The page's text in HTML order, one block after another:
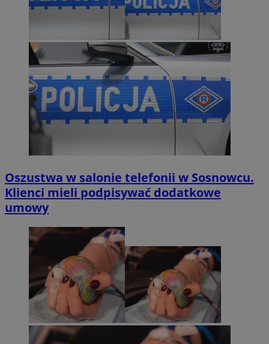
Oszustwa w salonie telefonii w Sosnowcu.
Klienci mieli podpisywać dodatkowe
umowy